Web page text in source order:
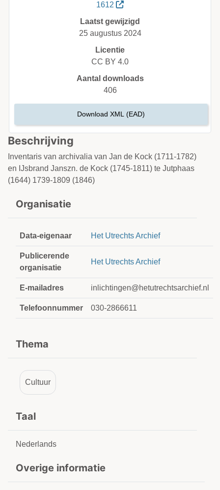
Beschrijving
Inventaris van archivalia van Jan de Kock (1711-1782)
en IJsbrand Janszn. de Kock (1745-1811) te Jutphaas
(1644) 1739-1809 (1846)
Organisatie
Data-eigenaar Het Utrechts Archief
Publicerende
organisatie
Het Utrechts Archief
E-mailadres inlichtingen@hetutrechtsarchief.nl
Telefoonnummer 030-2866611
Thema
Cultuur
Taal
Nederlands
Overige informatie
1612
Laatst gewijzigd
25 augustus 2024
Licentie
CC BY 4.0
Aantal downloads
406
Download XML (EAD)